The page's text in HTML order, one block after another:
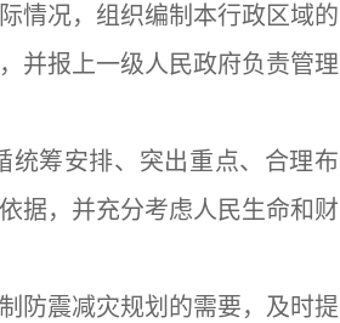
情况，组织编制本行政区域的
并报上一级人民政府负责管理
筹安排、突出重点、合理布
据，并充分考虑人民生命和财
震减灾规划的需要，及时提